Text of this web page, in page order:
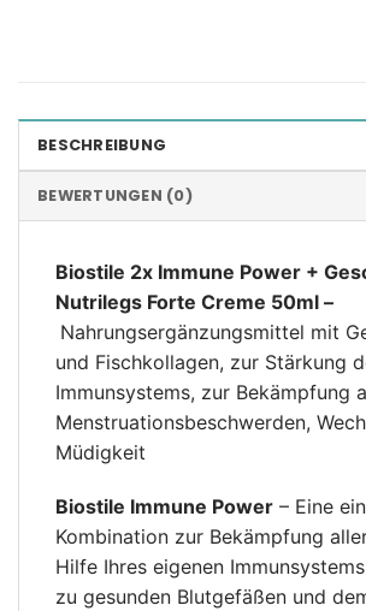
BESCHREIBUNG
BEWERTUNGEN (0)
Biostile 2x Immune Power +
Nutrilegs Forte Creme 50ml –
Nahrungsergänzungsmittel mit
und Fischkollagen, zur Stärkung
Immunsystems, zur Bekämpfung
Menstruationsbeschwerden,
Müdigkeit
Biostile Immune Power – Eine
Kombination zur Bekämpfung
Hilfe Ihres eigenen
zu gesunden Blutgefäßen und